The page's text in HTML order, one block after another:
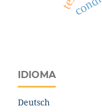
IDIOMA
Deutsch